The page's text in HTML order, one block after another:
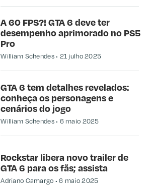
A 60 FPS?! GTA 6 deve ter
desempenho aprimorado no PS5
Pro
William Schendes 21 julho 2025
GTA 6 tem detalhes revelados:
conheça os personagens e
cenários do jogo
William Schendes 6 maio 2025
Rockstar libera novo trailer de
GTA 6 para os fãs; assista
Adriano Camargo 6 maio 2025